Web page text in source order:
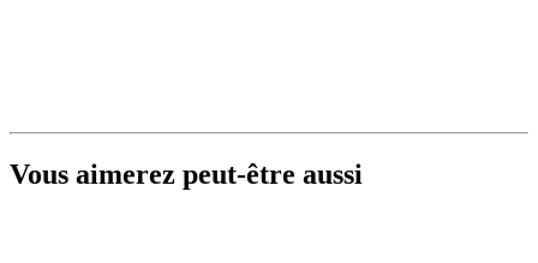
Vous aimerez peut-être aussi